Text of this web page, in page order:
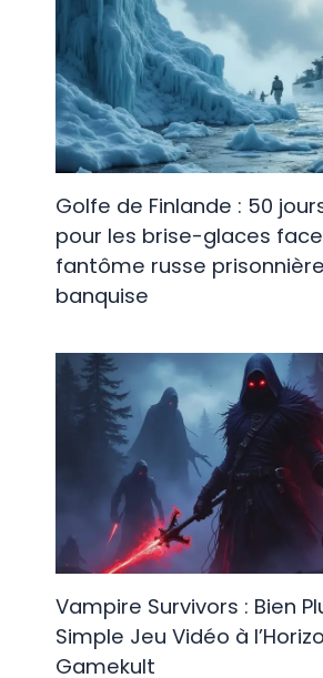
Golfe de Finlande : 50
pour les brise-glaces
fantôme russe
banquise
Vampire Survivors : Bien
Simple Jeu Vidéo à
Gamekult